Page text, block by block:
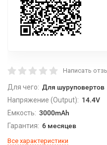
Написать
Для чего: Для шуруповертов
Напряжение (Output): 14.4V
Емкость: 3000mAh
Гарантия: 6 месяцев
Все характеристики